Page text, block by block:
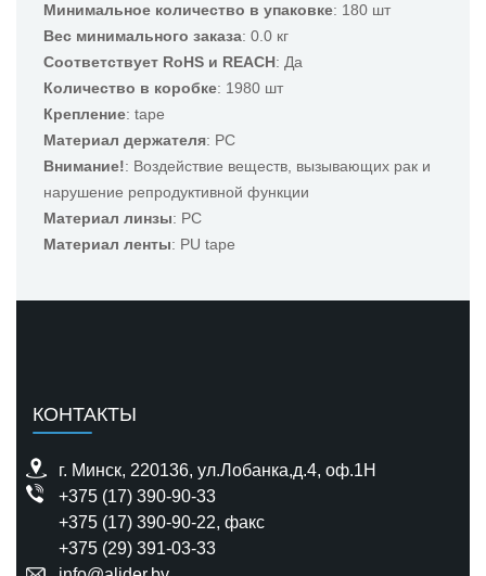
Минимальное количество в упаковке: 180 шт
Вес минимального заказа: 0.0 кг
Соответствует RoHS и REACH: Да
Количество в коробке: 1980 шт
Крепление: tape
Материал держателя: PC
Внимание!: Воздействие веществ, вызывающих рак и
нарушение репродуктивной функции
Материал линзы: PC
Материал ленты: PU tape
КОНТАКТЫ
г. Минск, 220136, ул.Лобанка,д.4, оф.1H
+375 (17) 390-90-33
+375 (17) 390-90-22, факс
+375 (29) 391-03-33